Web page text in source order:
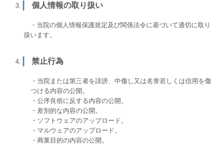
個人情報の取り扱い
・当院の個人情報保護規定及び関係法令に基づいて適切に取り
扱います。
禁止行為
・当院または第三者を誹謗、中傷し又は名誉若しくは信用を傷
つける内容の公開。
・公序良俗に反する内容の公開。
・差別的な内容の公開。
・ソフトウェアのアップロード。
・マルウェアのアップロード。
・商業目的の内容の公開。